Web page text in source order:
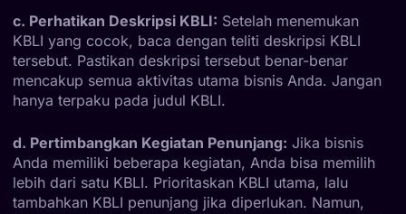
c. Perhatikan Deskripsi KBLI: Setelah menemukan
KBLI yang cocok, baca dengan teliti deskripsi KBLI
tersebut. Pastikan deskripsi tersebut benar-benar
mencakup semua aktivitas utama bisnis Anda. Jangan
hanya terpaku pada judul KBLI.
d. Pertimbangkan Kegiatan Penunjang: Jika bisnis
Anda memiliki beberapa kegiatan, Anda bisa memilih
lebih dari satu KBLI. Prioritaskan KBLI utama, lalu
tambahkan KBLI penunjang jika diperlukan. Namun,